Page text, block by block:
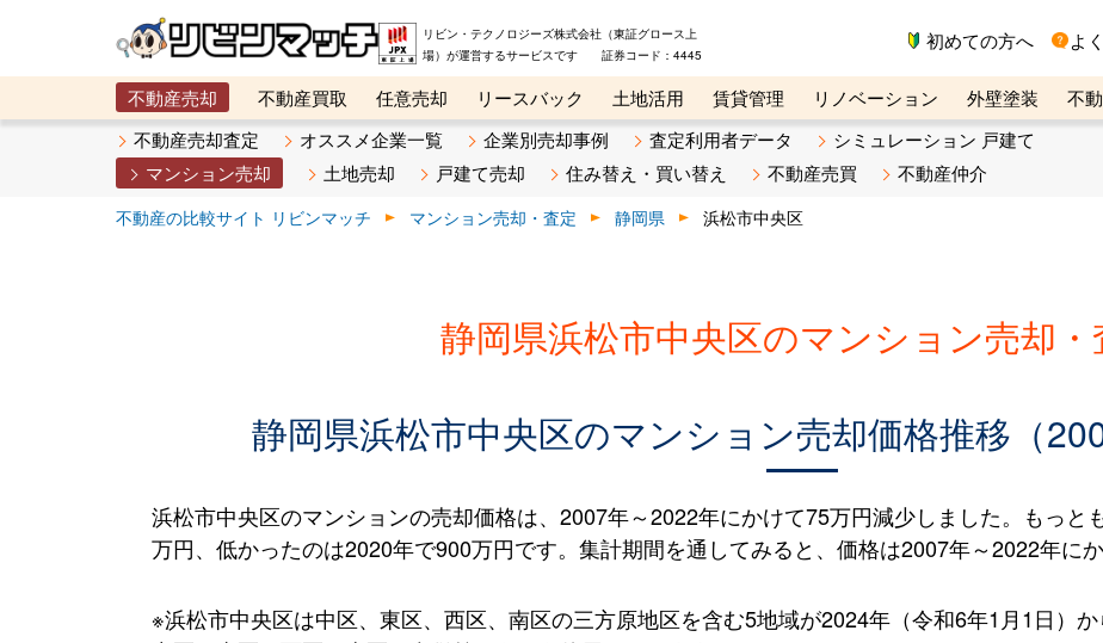
リビン・テクノロジーズ株式会社（東証グロース上
場）が運営するサービスです 証券コード：4445
初めての方へ よ
不動産売却 不動産買取 任意売却 リースバック 土地活用 賃貸管理 リノベーション 外壁塗装
不
メタ住宅展示場
ベスト不動産カンパニー オンライン講座 リビンマガジンBiz 不動産売却ご相談デスク
不動産売却査定 オススメ企業一覧 企業別売却事例 査定利用者データ
シミュレーション 戸建て
マンション売却
土地売却 戸建て売却 住み替え・買い替え 不動産売買 不動産仲介
不動産の比較サイト リビンマッチ マンション売却・査定 静岡県 浜松市中央区
静岡県浜松市中央区のマンション売却・
静岡県浜松市中央区のマンション売却価格推移（
浜松市中央区のマンションの売却価格は、2007年～2022年にかけて75万円減少しました。もっと
万円、低かったのは2020年で900万円です。集計期間を通してみると、価格は2007年～2022年にか
※浜松市中央区は中区、東区、西区、南区の三方原地区を含む5地域が2024年（令和6年1月1日）